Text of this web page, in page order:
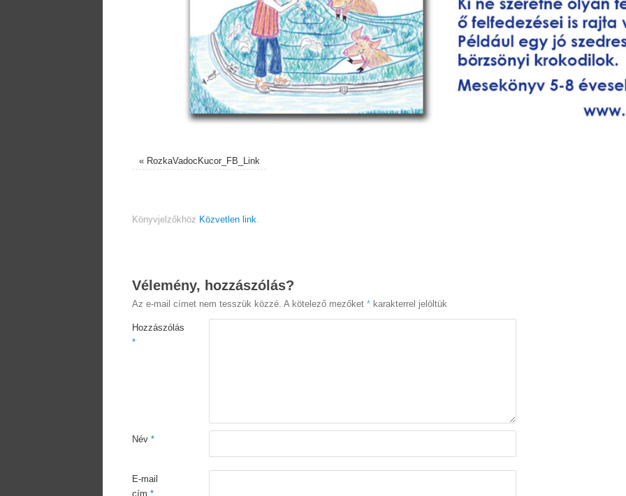
« RozkaVadocKucor_FB_Link
Könyvjelzőkhöz Közvetlen link.
Vélemény, hozzászólás?
Az e-mail címet nem tesszük közzé. A kötelező mezőket * karakterrel jelöltük
Hozzászólás
*
Név *
E-mail